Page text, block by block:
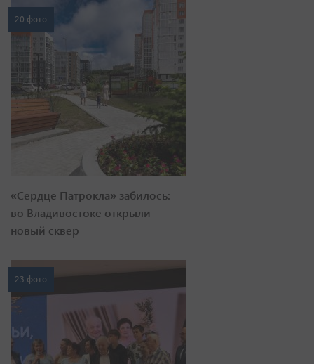
20 фото
«Сердце Патрокла» забилось:
во Владивостоке открыли
новый сквер
23 фото